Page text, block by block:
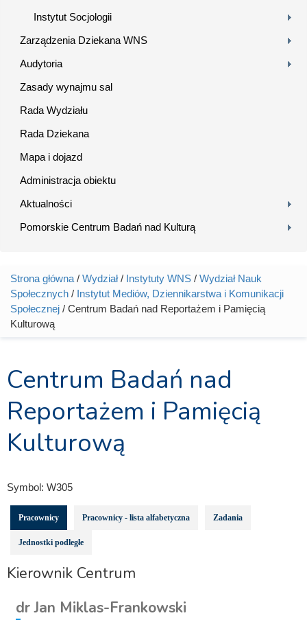
Instytut Socjologii
Zarządzenia Dziekana WNS
Audytoria
Zasady wynajmu sal
Rada Wydziału
Rada Dziekana
Mapa i dojazd
Administracja obiektu
Aktualności
Pomorskie Centrum Badań nad Kulturą
Jesteś tutaj
Strona główna / Wydział/ Instytuty WNS / Wydział Nauk
Społecznych / Instytut Mediów, Dziennikarstwa i Komunikacji
Społecznej / Centrum Badań nad Reportażem i Pamięcią
Kulturową
Centrum Badań nad
Reportażem i Pamięcią
Kulturową
Symbol: W305
Pracownicy Pracownicy - lista alfabetyczna Zadania
Jednostki podległe
Kierownik Centrum
dr Jan Miklas-Frankowski